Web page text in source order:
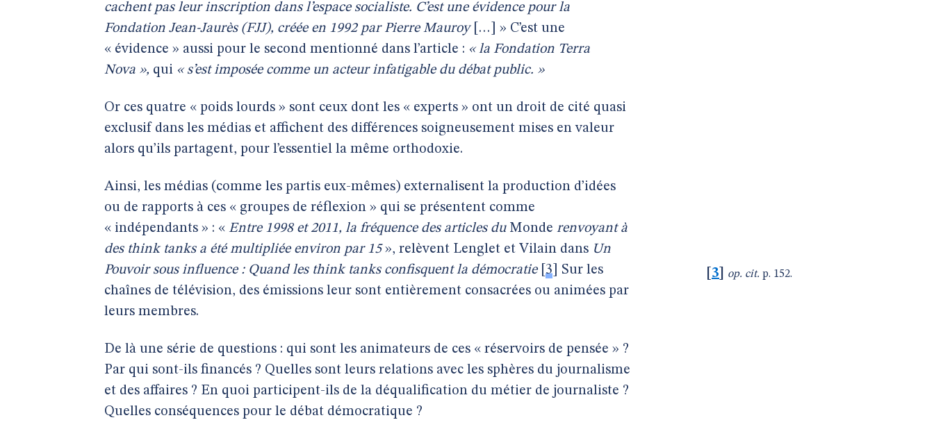
cachent pas leur inscription dans l’espace socialiste. C’est une évidence pour la
Fondation Jean-Jaurès (FJJ), créée en 1992 par Pierre Mauroy […] » C’est une
« évidence » aussi pour le second mentionné dans l’article : « la Fondation Terra
Nova », qui « s’est imposée comme un acteur infatigable du débat public. »
Or ces quatre « poids lourds » sont ceux dont les « experts » ont un droit de cité quasi
exclusif dans les médias et affichent des différences soigneusement mises en valeur
alors qu’ils partagent, pour l’essentiel la même orthodoxie.
Ainsi, les médias (comme les partis eux-mêmes) externalisent la production d’idées
ou de rapports à ces « groupes de réflexion » qui se présentent comme
« indépendants » : « Entre 1998 et 2011, la fréquence des articles duMonde renvoyant à
des think tanks a été multipliée environ par 15», relèvent Lenglet et Vilain dans Un
Pouvoir sous influence : Quand les think tanks confisquent la démocratie[ 3
Sur les
chaînes de télévision, des émissions leur sont entièrement consacrées ou animées par
leurs membres.
De là une série de questions : qui sont les animateurs de ces « réservoirs de pensée » ?
Par qui sont-ils financés ? Quelles sont leurs relations avec les sphères du journalisme
et des affaires ? En quoi participent-ils de la déqualification du métier de journaliste ?
Quelles conséquences pour le débat démocratique ?
3 op. cit. p. 152.